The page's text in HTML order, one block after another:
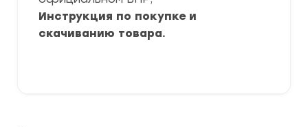
Инструкция по покупке и
скачиванию товара.